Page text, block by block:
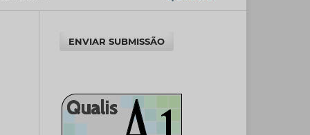
ENVIAR SUBMISSÃO